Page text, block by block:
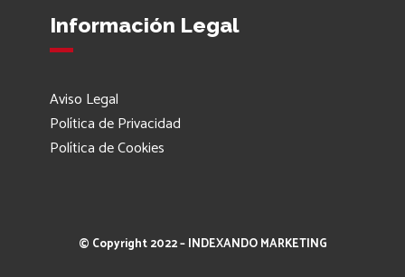
Información Legal
Aviso Legal
Política de Privacidad
Política de Cookies
© Copyright 2022 – INDEXANDO MARKETING